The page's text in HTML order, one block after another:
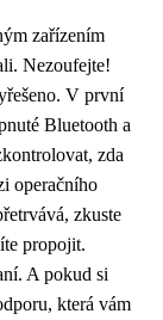
zařízením
Nezoufejte!
V první
Bluetooth a
zda
operačního
zkuste
propojit.
A pokud si
která vám